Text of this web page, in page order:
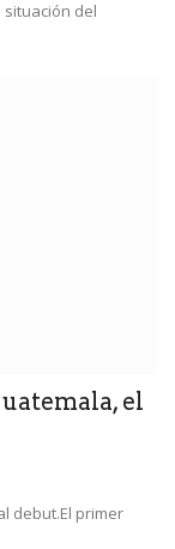
del
el
debut.El primer